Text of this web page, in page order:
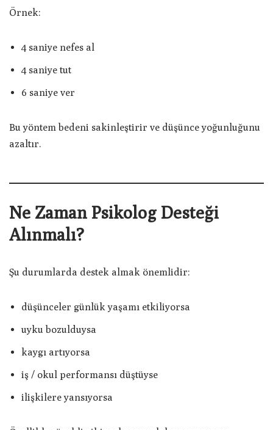
Örnek:
4 saniye nefes al
4 saniye tut
6 saniye ver
Bu yöntem bedeni sakinleştirir ve düşünce yoğunluğunu
azaltır.
Ne Zaman Psikolog Desteği
Alınmalı?
Şu durumlarda destek almak önemlidir:
düşünceler günlük yaşamı etkiliyorsa
uyku bozulduysa
kaygı artıyorsa
iş / okul performansı düştüyse
ilişkilere yansıyorsa